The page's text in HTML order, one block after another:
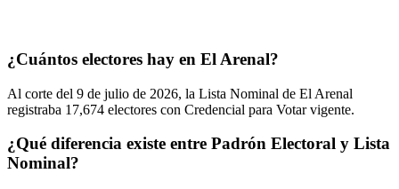
¿Cuántos electores hay en El Arenal?
Al corte del 9 de julio de 2026, la Lista Nominal de El Arenal
registraba 17,674 electores con Credencial para Votar vigente.
¿Qué diferencia existe entre Padrón Electoral y Lista
Nominal?